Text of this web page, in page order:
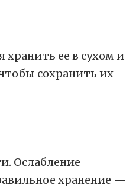
хранить ее в сухом и
сохранить их
Ослабление
хранение —